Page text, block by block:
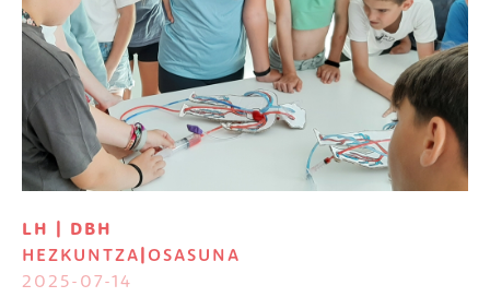
LH | DBH
HEZKUNTZA OSASUNA
2025-07-14